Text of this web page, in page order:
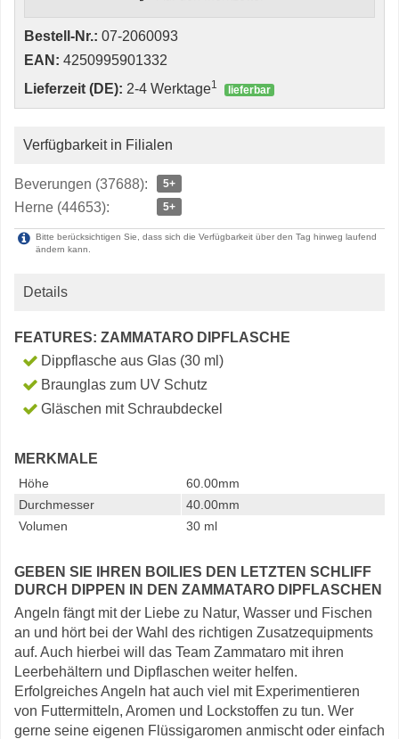
Bestell-Nr.: 07-2060093
EAN: 4250995901332
Lieferzeit (DE): 2-4 Werktage1 lieferbar
Verfügbarkeit in Filialen
Beverungen (37688): 5+
Herne (44653): 5+
Bitte berücksichtigen Sie, dass sich die Verfügbarkeit über den Tag hinweg laufend
ändern kann.
Details
FEATURES: ZAMMATARO DIPFLASCHE
Dippflasche aus Glas (30 ml)
Braunglas zum UV Schutz
Gläschen mit Schraubdeckel
MERKMALE
Höhe
60.00mm
Durchmesser
40.00mm
Volumen
30 ml
GEBEN SIE IHREN BOILIES DEN LETZTEN SCHLIFF
DURCH DIPPEN IN DEN ZAMMATARO DIPFLASCHEN
Angeln fängt mit der Liebe zu Natur, Wasser und Fischen
an und hört bei der Wahl des richtigen Zusatzequipments
auf. Auch hierbei will das Team Zammataro mit ihren
Leerbehältern und Dipflaschen weiter helfen.
Erfolgreiches Angeln hat auch viel mit Experimentieren
von Futtermitteln, Aromen und Lockstoffen zu tun. Wer
gerne seine eigenen Flüssigaromen anmischt oder einfach